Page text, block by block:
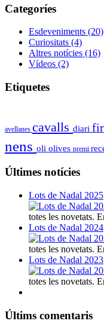
Categoríes
Esdeveniments (20)
Curiositats (4)
Altres notícies (16)
Vídeos (2)
Etiquetes
avellanes cavalls diari
nens oli olives premi
Últimes notícies
Lots de Nadal 2025
totes les novetats.
Lots de Nadal 2024
totes les novetats.
Lots de Nadal 2023
totes les novetats.
Últims comentaris